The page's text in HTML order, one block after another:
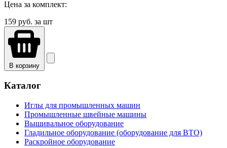
Цена за комплект:
159 руб. за шт
В корзину
Каталог
Иглы для промышленных машин
Промышленные швейные машины
Вышивальное оборудование
Гладильное оборудование (оборудование для ВТО)
Раскройное оборудование